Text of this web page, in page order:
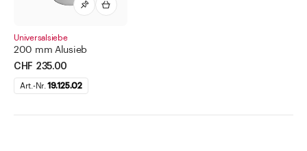
Universalsiebe
200 mm Alusieb
CHF 235.00
Art.-Nr.19.125.02